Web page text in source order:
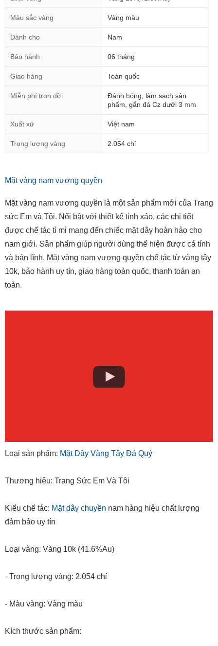
Loại Vàng Vàng 10K(41.6%Au)
Màu sắc vàng Vàng màu
06 tháng
Giao hàng Toàn quốc
Miễn phí trọn đời
Đánh bóng, làm sạch sản
phẩm, gắn đá Cz dưới 3 mm
Trọng lượng vàng
Mặt vàng nam vương quyền
Mặt vàng nam vương quyền là một sản phẩm mới của Trang
sức Em và Tôi. Nổi bật với thiết kế tinh xảo, các chi tiết
được chế tác tỉ mỉ mang đến chiếc mặt dây hoàn hảo cho
nam giới. Sản phẩm giúp người dùng thể hiện được cá tính
và bản lĩnh. Mặt vàng nam vương quyền chế tác từ vàng tây
10k, bảo hành uy tín, giao hàng toàn quốc, thanh toán an
Loại sản phẩm: Mặt Dây Vàng Tây Đá Quý
Thương hiệu: Trang Sức Em Và Tôi
Mặt dây chuyền
nam hàng hiệu chất lượng
đảm bảo uy tín
Loại vàng: Vàng 10k (41.6%Au)
- Trọng lượng vàng: 2.054 chỉ
- Màu vàng: Vàng màu
Kích thước sản phẩm: